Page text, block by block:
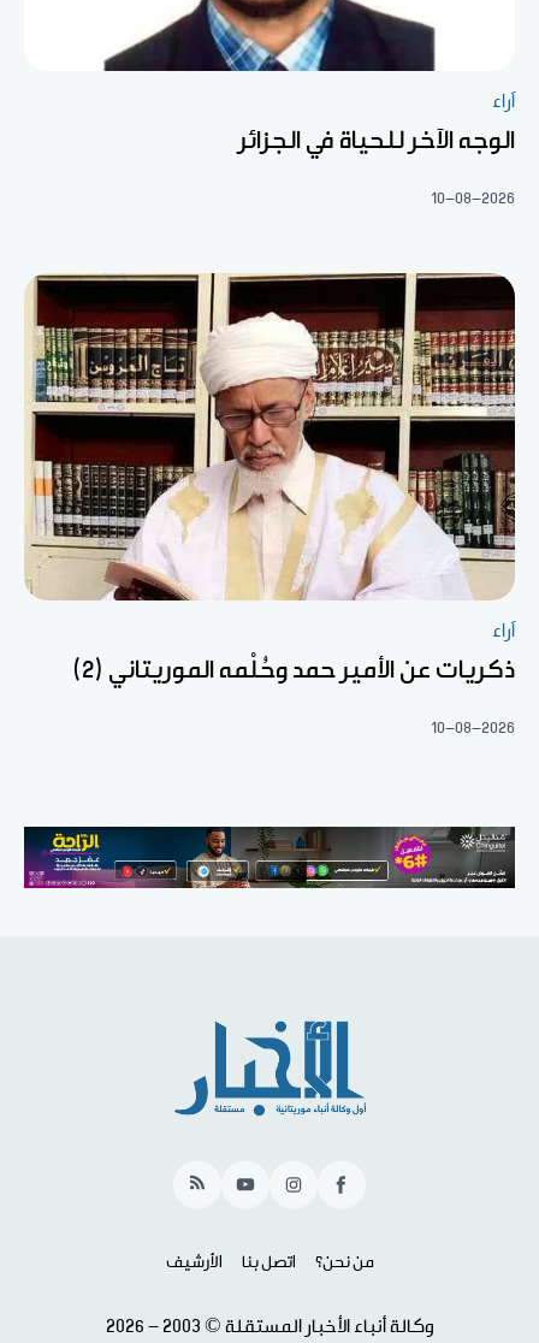
آراء
الوجه الآخر للحياة في الجزائر
10-08-2026
آراء
ذكريات عن الأمير حمد وحُلْمه الموريتاني (2)
10-08-2026
Facebook
Instagram
YouTube
RSS
من نحن؟ اتصل بنا الأرشيف
وكالة أنباء الأخبار المستقلة © 2003 - 2026